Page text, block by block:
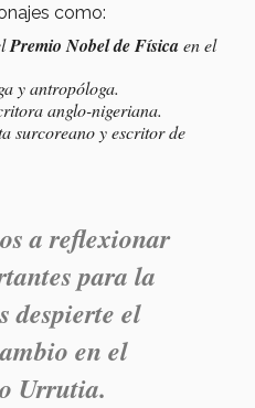
como:
Premio Nobel de Físicaen el
y antropóloga.
anglo-nigeriana.
surcoreano y escritor de
a reflexionar
para la
despierte el
en el
Urrutia.